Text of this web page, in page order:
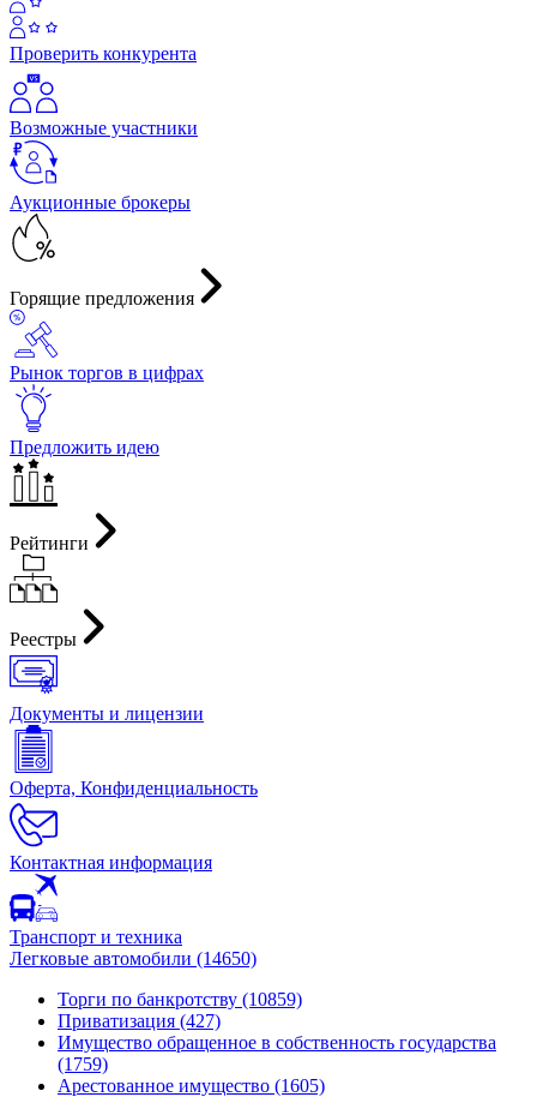
Проверить конкурента
Возможные участники
Аукционные брокеры
Горящие предложения
Рынок торгов в цифрах
Предложить идею
Рейтинги
Реестры
Документы и лицензии
Оферта, Конфиденциальность
Контактная информация
Транспорт и техника
Легковые автомобили (14650)
Торги по банкротству (10859)
Приватизация (427)
Имущество обращенное в собственность государства
(1759)
Арестованное имущество (1605)